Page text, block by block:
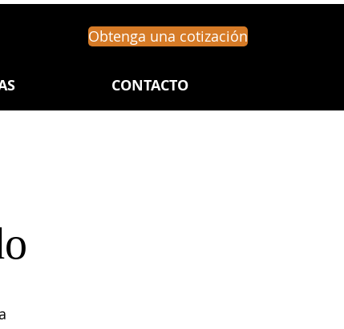
Obtenga una cotización
CONTACTO